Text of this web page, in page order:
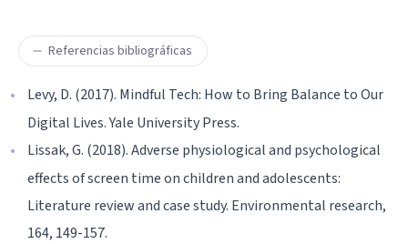
Referencias bibliográficas
Levy, D. (2017). Mindful Tech: How to Bring Balance to Our
Digital Lives. Yale University Press.
Lissak, G. (2018). Adverse physiological and psychological
effects of screen time on children and adolescents:
Literature review and case study. Environmental research,
164, 149-157.